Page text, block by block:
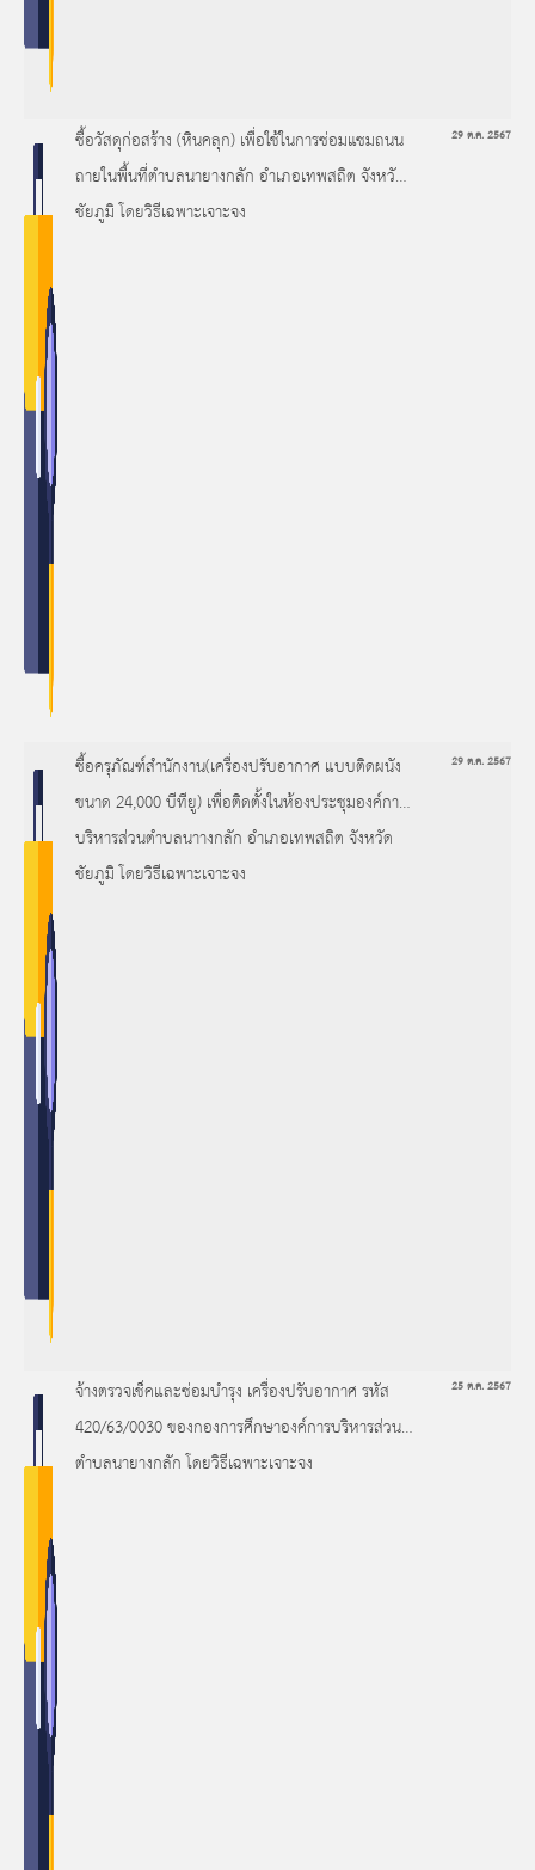
ซื้อวัสดุก่อสร้าง (หินคลุก) เพื่อใช้ในการซ่อมแซมถนน
ถายในพื้นที่ตำบลนายางกลัก อำเภอเทพสถิต จังหวัด
ชัยภูมิ โดยวิธีเฉพาะเจาะจง
29 ต.ค. 2567
ซื้อครุภัณฑ์สำนักงาน(เครื่องปรับอากาศ แบบติดผนัง
ขนาด 24,000 บีทียู) เพื่อติดตั้งในห้องประชุมองค์การ
บริหารส่วนตำบลนาางกลัก อำเภอเทพสถิต จังหวัด
ชัยภูมิ โดยวิธีเฉพาะเจาะจง
29 ต.ค. 2567
จ้างตรวจเช็คและซ่อมบำรุง เครื่องปรับอากาศ รหัส
420/63/0030 ของกองการศึกษาองค์การบริหารส่วน
ตำบลนายางกลัก โดยวิธีเฉพาะเจาะจง
25 ต.ค. 2567